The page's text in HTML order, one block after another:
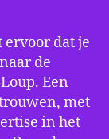
dat je
de
Een
met
in het